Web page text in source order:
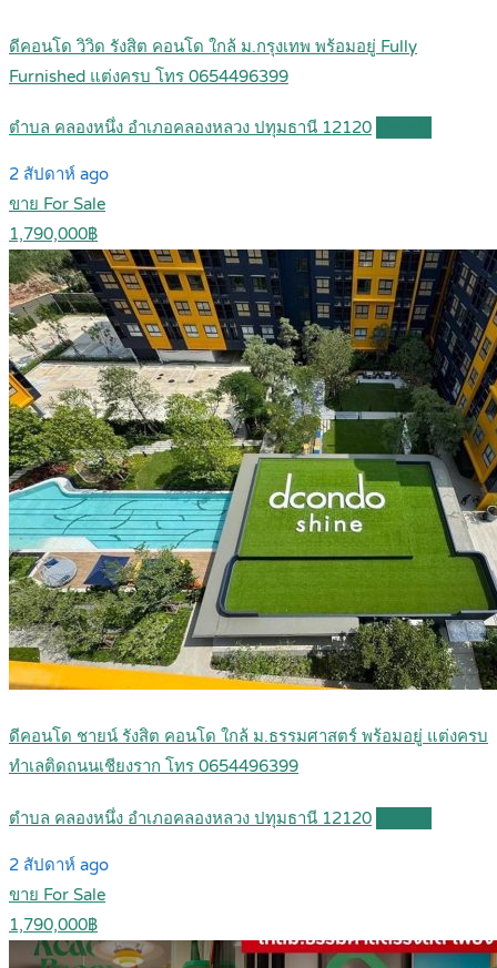
ดีคอนโด วิวิด รังสิต คอนโด ใกล้ ม.กรุงเทพ พร้อมอยู่ Fully
Furnished แต่งครบ โทร 0654496399
ตำบล คลองหนึ่ง อำเภอคลองหลวง ปทุมธานี 12120
2 สัปดาห์ ago
ขาย For Sale
1,790,000฿
ดีคอนโด ชายน์ รังสิต คอนโด ใกล้ ม.ธรรมศาสตร์ พร้อมอยู่ แต่งครบ
ทำเลติดถนนเชียงราก โทร 0654496399
ตำบล คลองหนึ่ง อำเภอคลองหลวง ปทุมธานี 12120
2 สัปดาห์ ago
ขาย For Sale
1,790,000฿